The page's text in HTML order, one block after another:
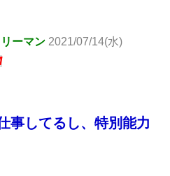
ーマン 2021/07/14(水)
事してるし、特別能力